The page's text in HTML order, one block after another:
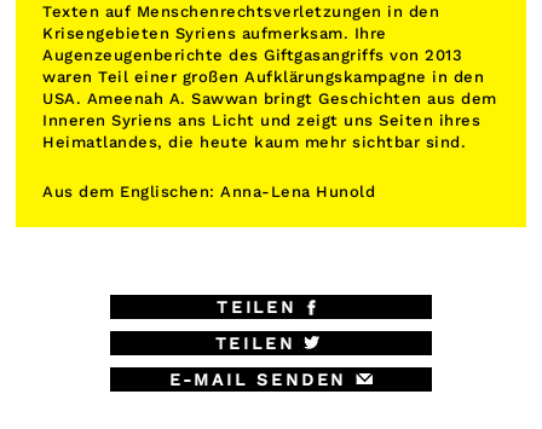
Texten auf Menschenrechtsverletzungen in den
Krisengebieten Syriens aufmerksam. Ihre
Augenzeugenberichte des Giftgasangriffs von 2013
waren Teil einer großen Aufklärungskampagne in den
USA. Ameenah A. Sawwan bringt Geschichten aus dem
Inneren Syriens ans Licht und zeigt uns Seiten ihres
Heimatlandes, die heute kaum mehr sichtbar sind.
Aus dem Englischen: Anna-Lena Hunold
TEILEN
TEILEN
E-MAIL SENDEN